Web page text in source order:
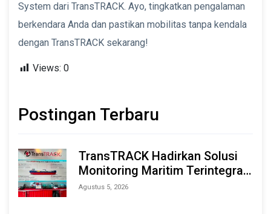
System dari TransTRACK. Ayo, tingkatkan pengalaman
berkendara Anda dan pastikan mobilitas tanpa kendala
dengan TransTRACK sekarang!
Views: 0
Postingan Terbaru
TransTRACK Hadirkan Solusi
Monitoring Maritim Terintegrasi
Berbasis AI & IoT di Indonesia
Agustus 5, 2026